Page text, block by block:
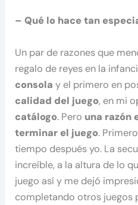
– Qué lo hace tan
Un par de razones que
regalo de reyes en la
consola y el primero en
calidad del juego, en mi
catálogo. Pero una razón
terminar el juego.
tiempo después yo. La
increíble, a la altura de lo
juego así y me dejó
completando otros juegos